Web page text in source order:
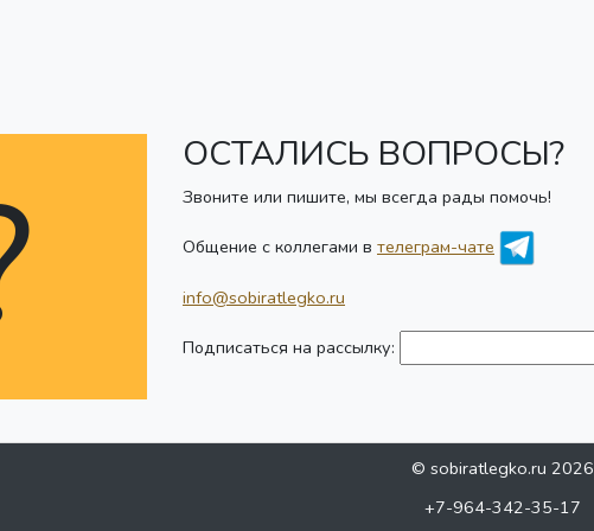
ОСТАЛИСЬ ВОПРОСЫ?
Звоните или пишите, мы всегда рады помочь!
Общение с коллегами в телеграм-чате
info@sobiratlegko.ru
Подписаться на рассылку:
© sobiratlegko.ru 2026
+7-964-342-35-17